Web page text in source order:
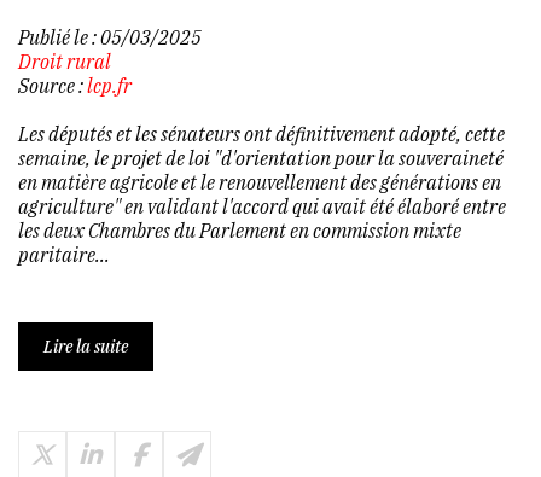
Publié le :05/03/2025
Droit rural
Source :lcp.fr
Les députés et les sénateurs ont définitivement adopté, cette
semaine, le projet de loi "d'orientation pour la souveraineté
en matière agricole et le renouvellement des générations en
agriculture" en validant l'accord qui avait été élaboré entre
les deux Chambres du Parlement en commission mixte
paritaire...
Lire la suite